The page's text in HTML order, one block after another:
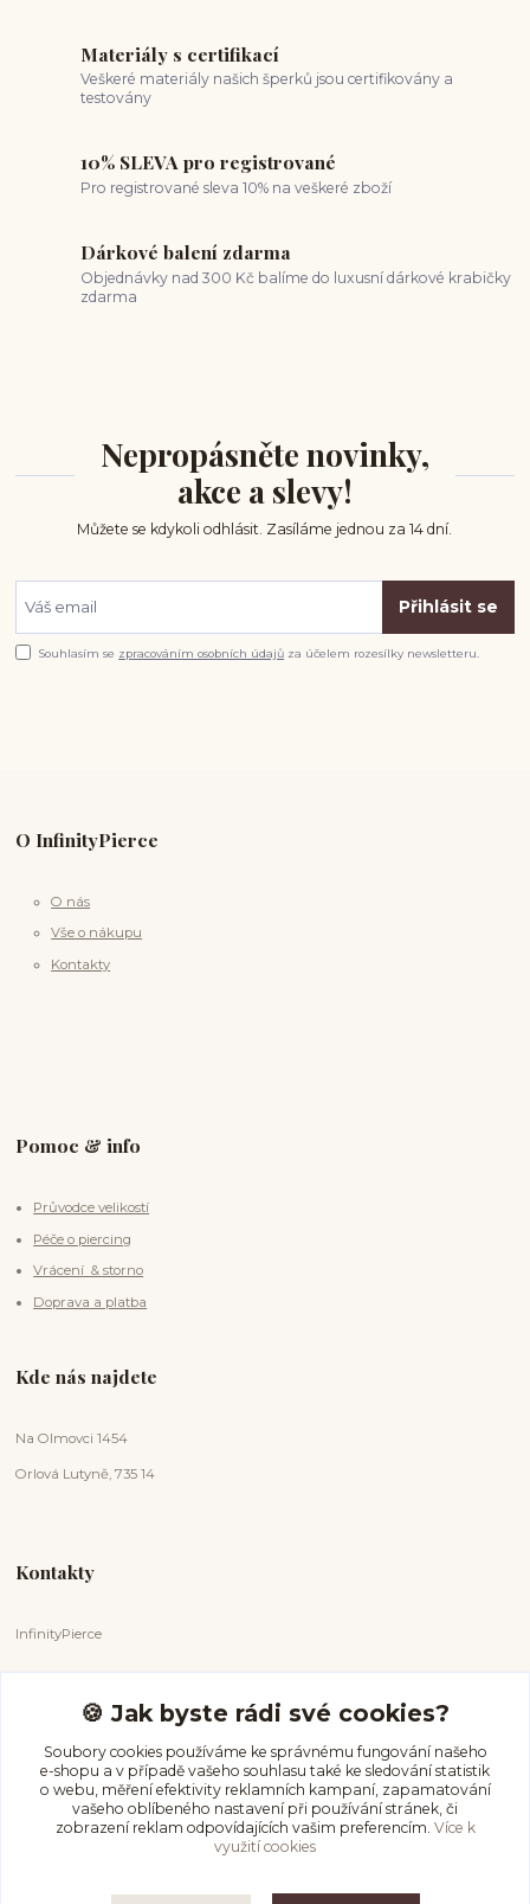
Materiály s certifikací
Veškeré materiály našich šperků jsou certifikovány a
testovány
10% SLEVA pro registrované
Pro registrované sleva 10% na veškeré zboží
Dárkové balení zdarma
Objednávky nad 300 Kč balíme do luxusní dárkové krabičky
zdarma
Nepropásněte novinky,
akce a slevy!
Můžete se kdykoli odhlásit. Zasíláme jednou za 14 dní.
Přihlásit se
Souhlasím se zpracováním osobních údajů za účelem rozesílky newsletteru.
O InfinityPierce
O nás
Vše o nákupu
Kontakty
Pomoc & info
Průvodce velikostí
Péče o piercing
Vrácení & storno
Doprava a platba
Kde nás najdete
Na Olmovci 1454
Orlová Lutyně, 735 14
Kontakty
InfinityPierce
+420 731 681 038
(Po-Ne, 9-18 hod.)
info@infinitypierce.cz
🍪 Jak byste rádi své cookies?
Soubory cookies používáme ke správnému fungování našeho
e-shopu a v případě vašeho souhlasu také ke sledování statistik
o webu, měření efektivity reklamních kampaní, zapamatování
vašeho oblíbeného nastavení při používání stránek, či
zobrazení reklam odpovídajících vašim preferencím. Více k
využití cookies